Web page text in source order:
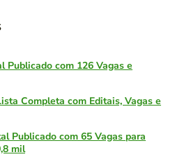
Publicado com 126 Vagas e
Completa com Editais, Vagas e
Publicado com 65 Vagas para
mil